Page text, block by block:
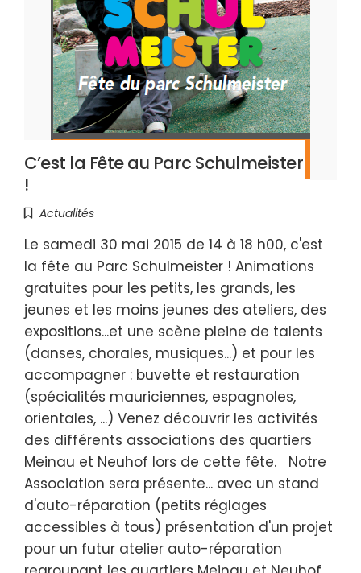
C’est la Fête au Parc Schulmeister
!
Actualités
Le samedi 30 mai 2015 de 14 à 18 h00, c'est
la fête au Parc Schulmeister ! Animations
gratuites pour les petits, les grands, les
jeunes et les moins jeunes des ateliers, des
expositions...et une scène pleine de talents
(danses, chorales, musiques...) et pour les
accompagner : buvette et restauration
(spécialités mauriciennes, espagnoles,
orientales, ...) Venez découvrir les activités
des différents associations des quartiers
Meinau et Neuhof lors de cette fête. Notre
Association sera présente... avec un stand
d'auto-réparation (petits réglages
accessibles à tous) présentation d'un projet
pour un futur atelier auto-réparation